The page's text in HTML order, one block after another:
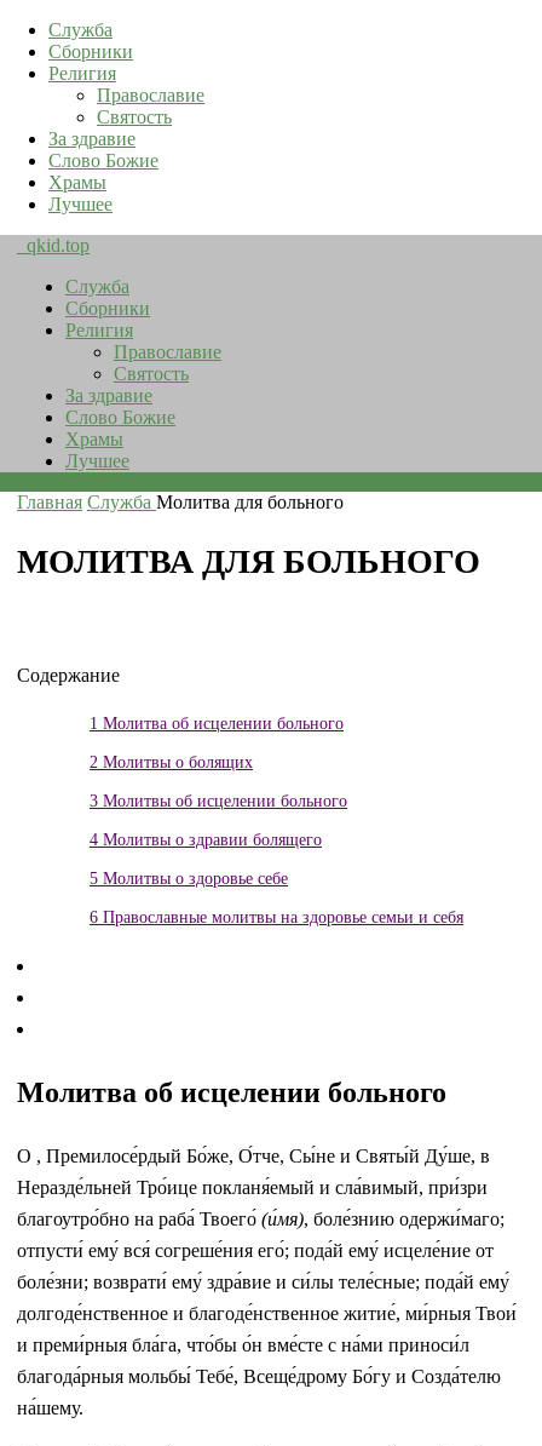
Служба
Сборники
Религия
Православие
Святость
За здравие
Слово Божие
Храмы
Лучшее
qkid.top
Служба
Сборники
Религия
Православие
Святость
За здравие
Слово Божие
Храмы
Лучшее
Главная Служба Молитва для больного
МОЛИТВА ДЛЯ БОЛЬНОГО
Содержание
1 Молитва об исцелении больного
2 Молитвы о болящих
3 Молитвы об исцелении больного
4 Молитвы о здравии болящего
5 Молитвы о здоровье себе
6 Православные молитвы на здоровье семьи и себя
Молитва об исцелении больного
О , Премилосе́рдый Бо́же, О́тче, Сы́не и Святы́й Ду́ше, в
Неразде́льней Тро́ице покланя́емый и сла́вимый, при́зри
благоутро́бно на раба́ Твоего́ (и́мя), боле́знию одержи́маго;
отпусти́ ему́ вся́ согреше́ния его́; пода́й ему́ исцеле́ние от
боле́зни; возврати́ ему́ здра́вие и си́лы теле́сные; пода́й ему́
долгоде́нственное и благоде́нственное житие́, ми́рныя Твои́
и преми́рныя бла́га, что́бы о́н вме́сте с на́ми приноси́л
благода́рныя мольбы́ Тебе́, Всеще́дрому Бо́гу и Созда́телю
на́шему.